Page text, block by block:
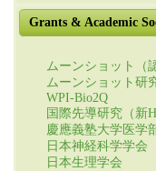
Grants & Academic
ムーンショット（
ムーンショット研
WPI-Bio2Q
国際先導研究（新
慶應義塾大学医学
日本神経科学学会
日本生理学会